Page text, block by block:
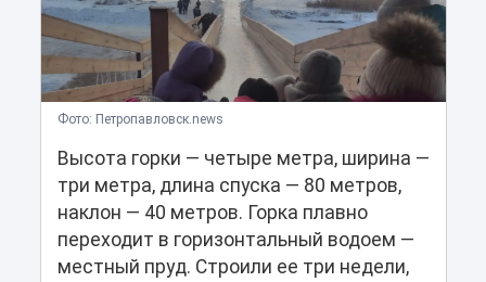
Фото: Петропавловск.news
Высота горки — четыре метра, ширина —
три метра, длина спуска — 80 метров,
наклон — 40 метров. Горка плавно
переходит в горизонтальный водоем —
местный пруд. Строили ее три недели,